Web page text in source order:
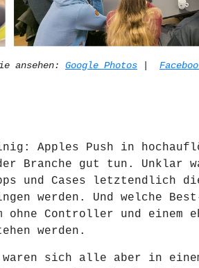
ansehen: Google Photos
Apples Push in
Branche gut tun. Unklar
und Cases letztendlich
werden. Und welche
ohne Controller und einem
werden.
waren sich alle aber in